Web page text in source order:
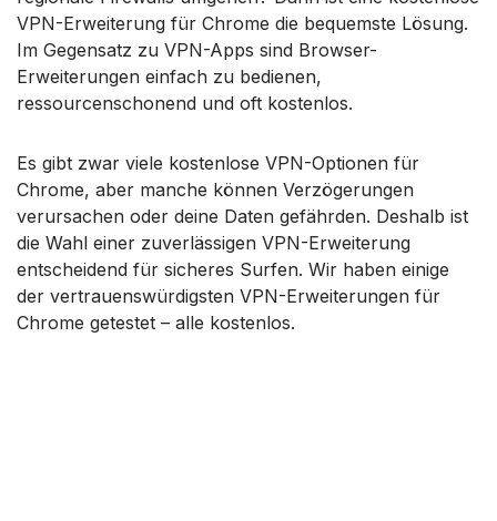
VPN-Erweiterung für Chrome die bequemste Lösung.
Im Gegensatz zu VPN-Apps sind Browser-
Erweiterungen einfach zu bedienen,
ressourcenschonend und oft kostenlos.
Es gibt zwar viele kostenlose VPN-Optionen für
Chrome, aber manche können Verzögerungen
verursachen oder deine Daten gefährden. Deshalb ist
die Wahl einer zuverlässigen VPN-Erweiterung
entscheidend für sicheres Surfen. Wir haben einige
der vertrauenswürdigsten VPN-Erweiterungen für
Chrome getestet – alle kostenlos.